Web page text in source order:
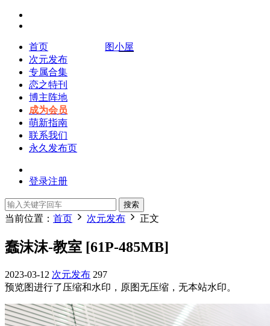
图小屋
首页
次元发布
专属合集
恋之特刊
博主阵地
成为会员
萌新指南
联系我们
永久发布页
登录注册
搜索
当前位置： 首页 次元发布 正文
蠢沫沫-教室 [61P-485MB]
2023-03-12 次元发布 297
预览图进行了压缩和水印，原图无压缩，无本站水印。